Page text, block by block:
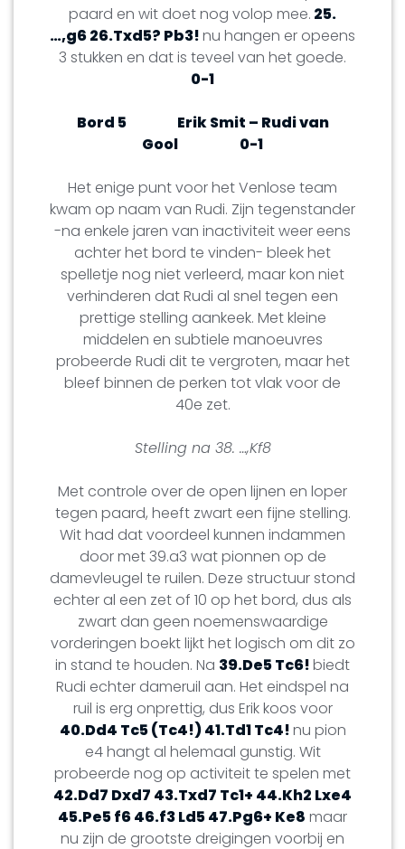
paard en wit doet nog volop mee. 25.
…,g6 26.Txd5? Pb3!nu hangen er opeens
3 stukken en dat is teveel van het goede.
0-1
Bord 5
Erik Smit – Rudi van
Gool
0-1
Het enige punt voor het Venlose team
kwam op naam van Rudi. Zijn tegenstander
-na enkele jaren van inactiviteit weer eens
achter het bord te vinden- bleek het
spelletje nog niet verleerd, maar kon niet
verhinderen dat Rudi al snel tegen een
prettige stelling aankeek. Met kleine
middelen en subtiele manoeuvres
probeerde Rudi dit te vergroten, maar het
bleef binnen de perken tot vlak voor de
40e zet.
Stelling na 38. …,Kf8
Met controle over de open lijnen en loper
tegen paard, heeft zwart een fijne stelling.
Wit had dat voordeel kunnen indammen
door met 39.a3 wat pionnen op de
damevleugel te ruilen. Deze structuur stond
echter al een zet of 10 op het bord, dus als
zwart dan geen noemenswaardige
vorderingen boekt lijkt het logisch om dit zo
in stand te houden. Na 39.De5 Tc6!biedt
Rudi echter dameruil aan. Het eindspel na
ruil is erg onprettig, dus Erik koos voor
40.Dd4 Tc5 (Tc4!) 41.Td1 Tc4!nu pion
e4 hangt al helemaal gunstig. Wit
probeerde nog op activiteit te spelen met
42.Dd7 Dxd7 43.Txd7 Tc1+ 44.Kh2 Lxe4
45.Pe5 f6 46.f3 Ld5 47.Pg6+ Ke8 maar
nu zijn de grootste dreigingen voorbij en